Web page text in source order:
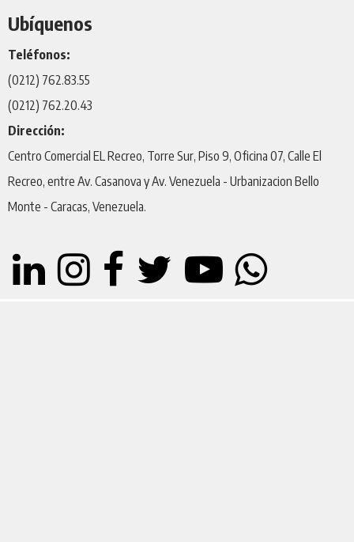
Ubíquenos
Teléfonos:
(0212) 762.83.55
(0212) 762.20.43
Dirección:
Centro Comercial EL Recreo, Torre Sur, Piso 9, Oficina 07, Calle El
Recreo, entre Av. Casanova y Av. Venezuela - Urbanizacion Bello
Monte - Caracas, Venezuela.